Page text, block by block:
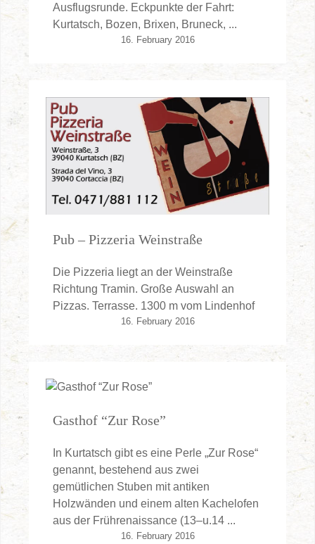
Ausflugsrunde. Eckpunkte der Fahrt:
Kurtatsch, Bozen, Brixen, Bruneck, ...
16. February 2016
Pub – Pizzeria Weinstraße
Die Pizzeria liegt an der Weinstraße
Richtung Tramin. Große Auswahl an
Pizzas. Terrasse. 1300 m vom Lindenhof
16. February 2016
Gasthof “Zur Rose”
In Kurtatsch gibt es eine Perle „Zur Rose“
genannt, bestehend aus zwei
gemütlichen Stuben mit antiken
Holzwänden und einem alten Kachelofen
aus der Frührenaissance (13–u.14 ...
16. February 2016